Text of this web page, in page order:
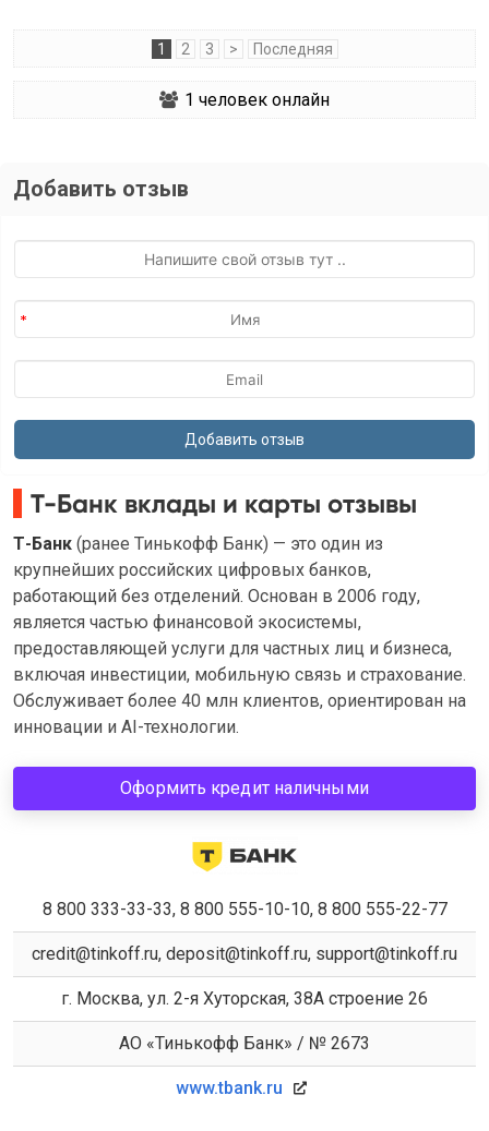
1 2 3 > Последняя
1 человек онлайн
Добавить отзыв
Т-Банк вклады и карты отзывы
Т-Банк (ранее Тинькофф Банк) — это один из
крупнейших российских цифровых банков,
работающий без отделений. Основан в 2006 году,
является частью финансовой экосистемы,
предоставляющей услуги для частных лиц и бизнеса,
включая инвестиции, мобильную связь и страхование.
Обслуживает более 40 млн клиентов, ориентирован на
инновации и AI-технологии.
Оформить кредит наличными
8 800 333-33-33, 8 800 555-10-10, 8 800 555-22-77
credit@tinkoff.ru, deposit@tinkoff.ru, support@tinkoff.ru
г. Москва, ул. 2-я Хуторская, 38А строение 26
АО «Тинькофф Банк» / № 2673
www.tbank.ru